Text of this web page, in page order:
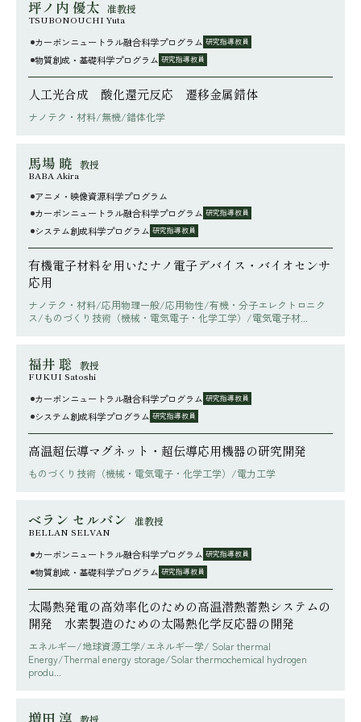
坪ノ内 優太 准教授
TSUBONOUCHI Yuta
カーボンニュートラル融合科学プログラム 研究指導教員
物質創成・基礎科学プログラム 研究指導教員
人工光合成 酸化還元反応 遷移金属錯体
ナノテク・材料/無機/錯体化学
馬場 暁 教授
BABA Akira
アニメ・映像資源科学プログラム
カーボンニュートラル融合科学プログラム 研究指導教員
システム創成科学プログラム 研究指導教員
有機電子材料を用いたナノ電子デバイス・バイオセンサ
応用
ナノテク・材料/応用物理一般/応用物性/有機・分子エレクトロニク
ス/ものづくり技術（機械・電気電子・化学工学）/電気電子材...
福井 聡 教授
FUKUI Satoshi
カーボンニュートラル融合科学プログラム 研究指導教員
システム創成科学プログラム 研究指導教員
高温超伝導マグネット・超伝導応用機器の研究開発
ものづくり技術（機械・電気電子・化学工学）/電力工学
ベラン セルバン 准教授
BELLAN SELVAN
カーボンニュートラル融合科学プログラム 研究指導教員
物質創成・基礎科学プログラム 研究指導教員
太陽熱発電の高効率化のための高温潜熱蓄熱システムの
開発 水素製造のための太陽熱化学反応器の開発
エネルギー/地球資源工学/エネルギー学/ Solar thermal
Energy/Thermal energy storage/Solar thermochemical hydrogen
produ...
増田 淳 教授